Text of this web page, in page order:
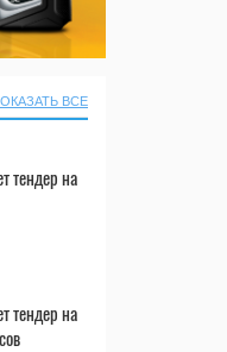
ВСЕ
тендер на
тендер на